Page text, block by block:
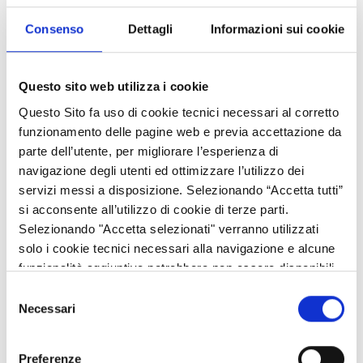
Consenso Dettagli Informazioni sui cookie
Questo sito web utilizza i cookie
Questo Sito fa uso di cookie tecnici necessari al corretto
funzionamento delle pagine web e previa accettazione da
parte dell’utente, per migliorare l’esperienza di
navigazione degli utenti ed ottimizzare l’utilizzo dei
servizi messi a disposizione. Selezionando “Accetta tutti”
si acconsente all’utilizzo di cookie di terze parti.
Selezionando "Accetta selezionati" verranno utilizzati
solo i cookie tecnici necessari alla navigazione e alcune
funzionalità aggiuntive potrebbero non essere disponibili.
delNecessari
Preferenze
“Criteri di Gestione Obbligatoria” (CGO) in materia di Clima e
ambiente, salute pubblica, salute degli animali e delle piante e
Agronomiche e Ambientali” (BCAA) per l'uso sostenibile dei
terreni agricoli e la protezione delle acque e del suolo.
Il Manuale tratta delle modalità dei controlli effettuati in ambito
regionale per tutti i CGO e BCAA .
Tratta, inoltre il metodo di calcolo della pesatura delle infrazioni
riscontrate e le modalità di applicazione delle riduzioni sui
pagamenti dei premi comunitari in caso di non conformità (si
ricorda infatti che nel caso di infrazioni che comportano una
riduzione di condizionalità OPR per normativa comunitaria
applica una percentuale di riduzione ai premi comunitari richiesti
dal beneficiario per mancato rispetto degli impegni assunti con